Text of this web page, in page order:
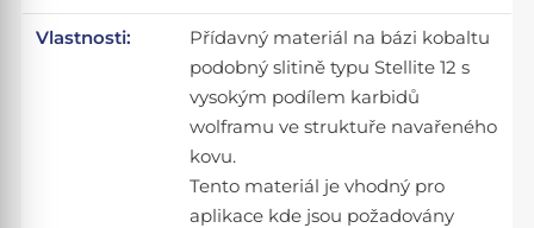
Vlastnosti:
Přídavný materiál na bázi kobaltu
podobný slitině typu Stellite 12 s
vysokým podílem karbidů
wolframu ve struktuře navařeného
kovu.
Tento materiál je vhodný pro
aplikace kde jsou požadovány